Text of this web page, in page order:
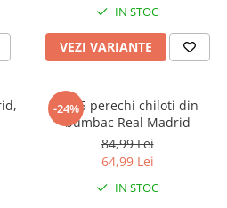
IN STOC
VEZI VARIANTE
-24%
Set 5 perechi chiloti din
bumbac Real Madrid
84,99 Lei
64,99 Lei
IN STOC